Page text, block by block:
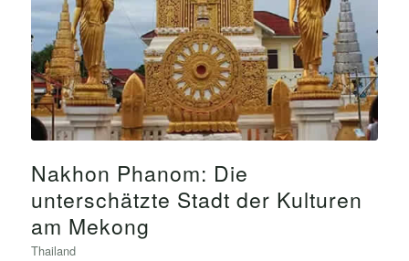
Nakhon Phanom: Die
unterschätzte Stadt der Kulturen
am Mekong
Thailand